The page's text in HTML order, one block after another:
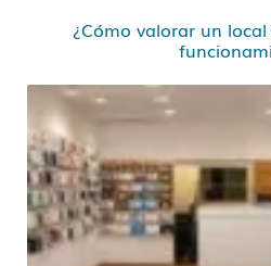
¿Cómo valorar un